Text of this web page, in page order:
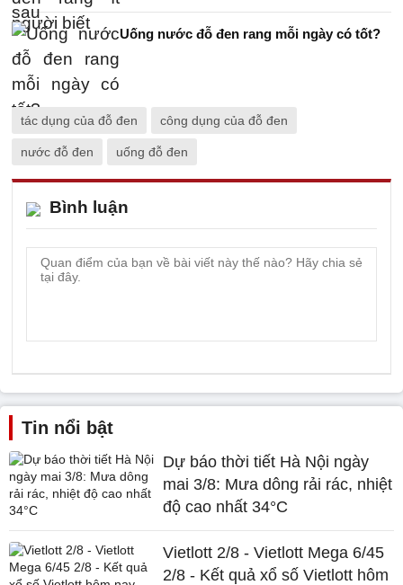
Uống nước đỗ đen rang mỗi ngày có tốt?
tác dụng của đỗ đen công dụng của đỗ đen
nước đỗ đen uống đỗ đen
Bình luận
Tin nổi bật
Dự báo thời tiết Hà Nội ngày
mai 3/8: Mưa dông rải rác, nhiệt
độ cao nhất 34°C
Vietlott 2/8 - Vietlott Mega 6/45
2/8 - Kết quả xổ số Vietlott hôm